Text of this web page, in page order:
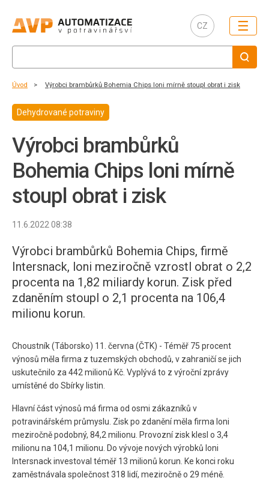
CZ ☰
Úvod Výrobci brambůrků Bohemia Chips loni mírně stoupl obrat i zisk
Dehydrované potraviny
Výrobci brambůrků
Bohemia Chips loni mírně
stoupl obrat i zisk
11.6.2022 08:38
Výrobci brambůrků Bohemia Chips, firmě
Intersnack, loni meziročně vzrostl obrat o 2,2
procenta na 1,82 miliardy korun. Zisk před
zdaněním stoupl o 2,1 procenta na 106,4
milionu korun.
Choustník (Táborsko) 11. června (ČTK) - Téměř 75 procent
výnosů měla firma z tuzemských obchodů, v zahraničí se jich
uskutečnilo za 442 milionů Kč. Vyplývá to z výroční zprávy
umístěné do Sbírky listin.
Hlavní část výnosů má firma od osmi zákazníků v
potravinářském průmyslu. Zisk po zdanění měla firma loni
meziročně podobný, 84,2 milionu. Provozní zisk klesl o 3,4
milionu na 104,1 milionu. Do vývoje nových výrobků loni
Intersnack investoval téměř 13 milionů korun. Ke konci roku
zaměstnávala společnost 318 lidí, meziročně o 29 méně.